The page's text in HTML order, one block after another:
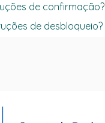
de confirmação?
de desbloqueio?